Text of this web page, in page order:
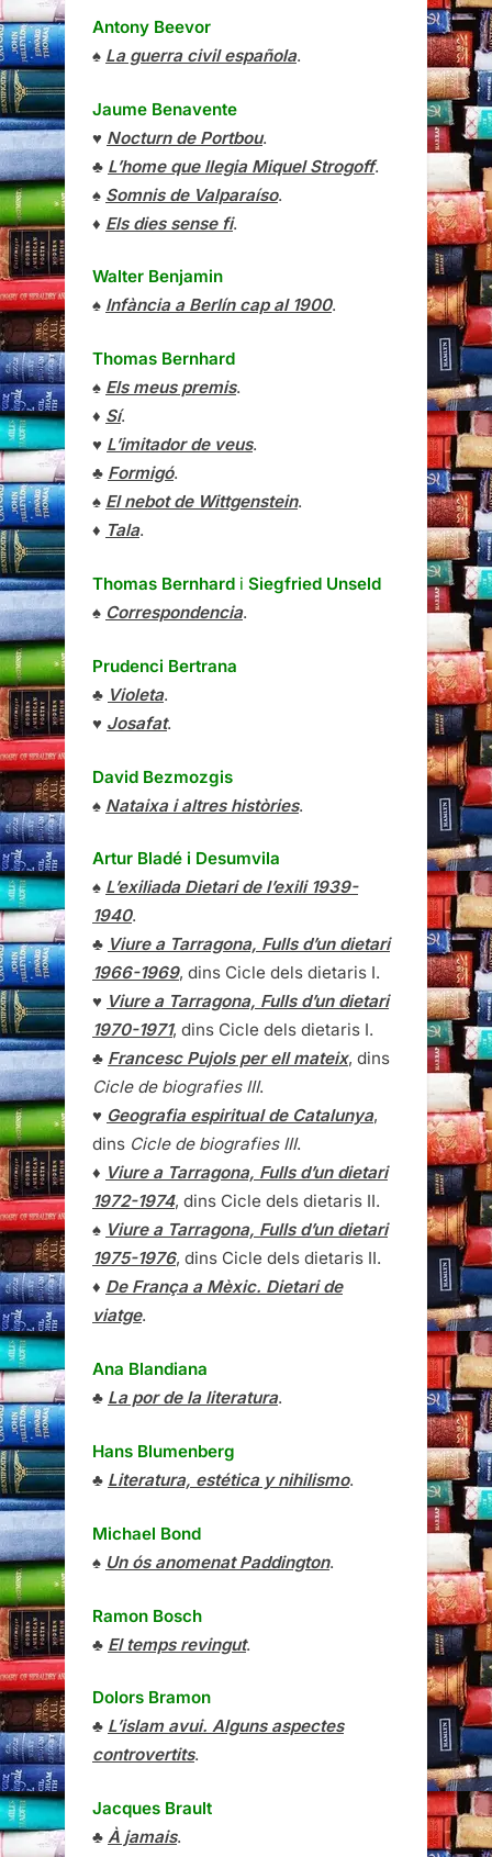
Antony Beevor
♠ La guerra civil española.
Jaume Benavente
♥ Nocturn de Portbou.
♣ L’home que llegia Miquel Strogoff.
♠ Somnis de Valparaíso.
♦ Els dies sense fi.
Walter Benjamin
♠ Infància a Berlín cap al 1900.
Thomas Bernhard
♠ Els meus premis.
♦ Sí.
♥ L’imitador de veus.
♣ Formigó.
♠ El nebot de Wittgenstein.
♦ Tala.
Thomas Bernhard i Siegfried Unseld
♠ Correspondencia.
Prudenci Bertrana
♣ Violeta.
♥ Josafat.
David Bezmozgis
♠ Nataixa i altres històries.
Artur Bladé i Desumvila
♠ L’exiliada Dietari de l’exili 1939-
1940.
♣ Viure a Tarragona, Fulls d’un dietari
1966-1969, dins Cicle dels dietaris I.
♥ Viure a Tarragona, Fulls d’un dietari
1970-1971, dins Cicle dels dietaris I.
♣ Francesc Pujols per ell mateix, dins
Cicle de biografies III.
♥ Geografia espiritual de Catalunya,
dins Cicle de biografies III.
♦ Viure a Tarragona, Fulls d’un dietari
1972-1974, dins Cicle dels dietaris II.
♠ Viure a Tarragona, Fulls d’un dietari
1975-1976, dins Cicle dels dietaris II.
♦ De França a Mèxic. Dietari de
viatge.
Ana Blandiana
♣ La por de la literatura.
Hans Blumenberg
♣ Literatura, estética y nihilismo.
Michael Bond
♠ Un ós anomenat Paddington.
Ramon Bosch
♣ El temps revingut.
Dolors Bramon
♣ L’islam avui. Alguns aspectes
controvertits.
Jacques Brault
♣ À jamais.